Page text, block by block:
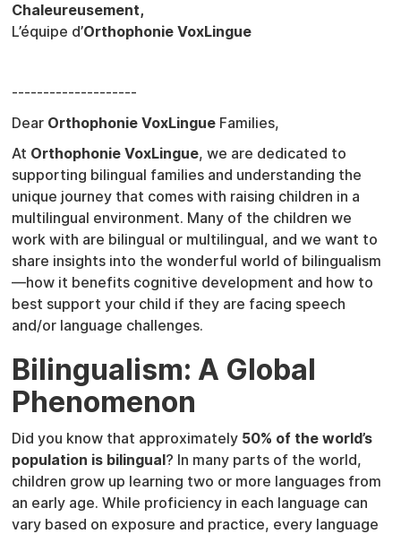
Chaleureusement,
L’équipe d’Orthophonie VoxLingue
--------------------
Dear Orthophonie VoxLingue Families,
At Orthophonie VoxLingue, we are dedicated to
supporting bilingual families and understanding the
unique journey that comes with raising children in a
multilingual environment. Many of the children we
work with are bilingual or multilingual, and we want to
share insights into the wonderful world of bilingualism
—how it benefits cognitive development and how to
best support your child if they are facing speech
and/or language challenges.
Bilingualism: A Global
Phenomenon
Did you know that approximately 50% of the world’s
population is bilingual? In many parts of the world,
children grow up learning two or more languages from
an early age. While proficiency in each language can
vary based on exposure and practice, every language